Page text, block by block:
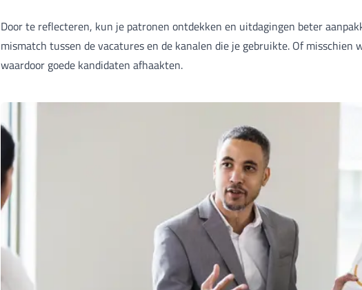
Door te reflecteren, kun je patronen ontdekken en uitdagingen beter
mismatch tussen de vacatures en de kanalen die je gebruikte. Of misschien
waardoor goede kandidaten afhaakten.